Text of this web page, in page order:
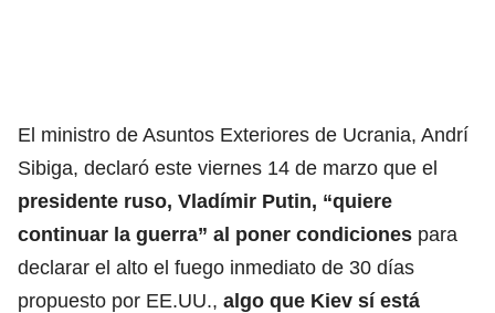
El ministro de Asuntos Exteriores de Ucrania, Andrí
Sibiga, declaró este viernes 14 de marzo que el
presidente ruso, Vladímir Putin, “quiere
continuar la guerra” al poner condiciones para
declarar el alto el fuego inmediato de 30 días
propuesto por EE.UU., algo que Kiev sí está